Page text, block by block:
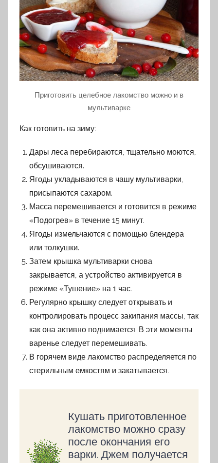
Приготовить целебное лакомство можно и в
мультиварке
Как готовить на зиму:
Дары леса перебираются, тщательно моются,
обсушиваются.
Ягоды укладываются в чашу мультиварки,
присыпаются сахаром.
Масса перемешивается и готовится в режиме
«Подогрев» в течение 15 минут.
Ягоды измельчаются с помощью блендера
или толкушки.
Затем крышка мультиварки снова
закрывается, а устройство активируется в
режиме «Тушение» на 1 час.
Регулярно крышку следует открывать и
контролировать процесс закипания массы, так
как она активно поднимается. В эти моменты
варенье следует перемешивать.
В горячем виде лакомство распределяется по
стерильным емкостям и закатывается.
Кушать приготовленное
лакомство можно сразу
после окончания его
варки. Джем получается